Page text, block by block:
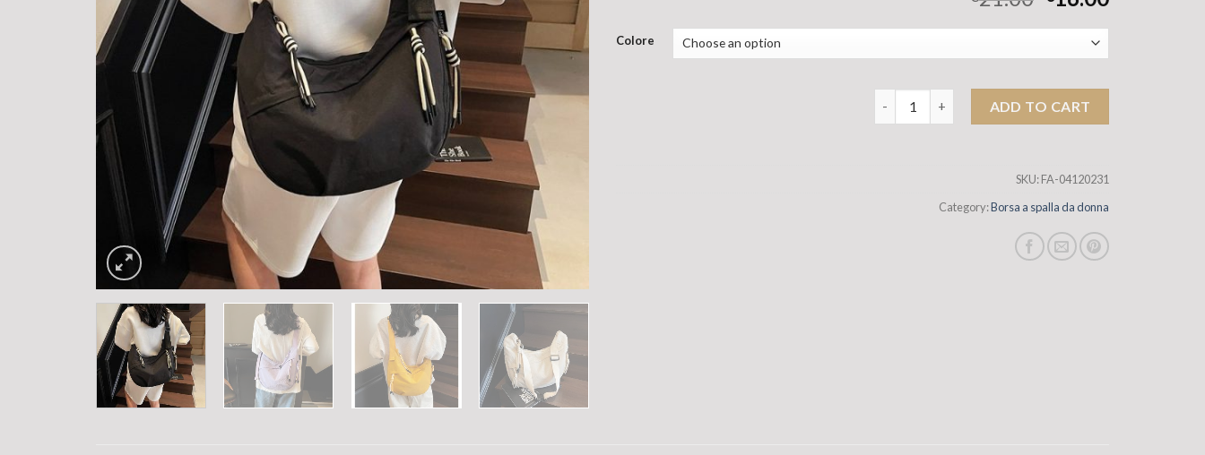
Colore
ADD TO CART
SKU:FA-04120231
Category:Borsa a spalla da donna